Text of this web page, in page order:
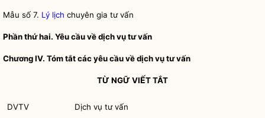
Mẫu số 7. Lý lịch chuyên gia tư vấn
Phần thứ hai. Yêu cầu vềdịch vụ tư vấn
Chương IV. Tóm tắt các yêu cầu vềdịch vụ tư vấn
TỪ NGỮ VIẾT TẮT
DVTV Dịch vụ tư vấn